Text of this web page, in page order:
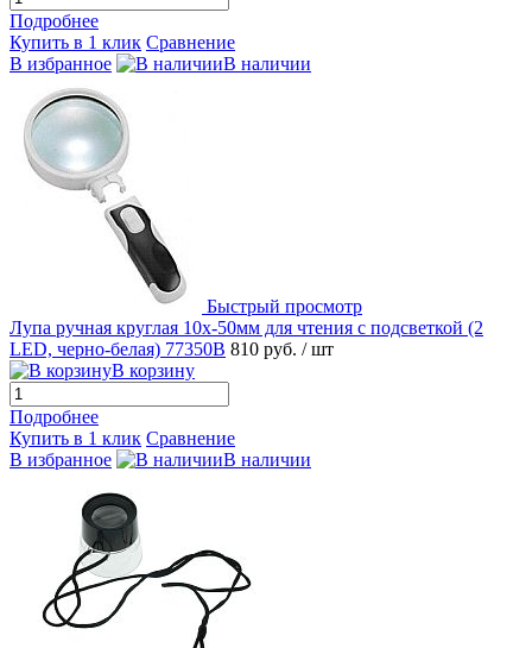
Подробнее
Купить в 1 клик Сравнение
В избранное
В наличии
Быстрый просмотр
Лупа ручная круглая 10x-50мм для чтения с подсветкой (2
LED, черно-белая) 77350B 810 руб. / шт
В корзину
Подробнее
Купить в 1 клик Сравнение
В избранное
В наличии